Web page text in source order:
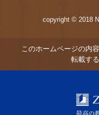
copyright © 2018
このホームページの内
転載す